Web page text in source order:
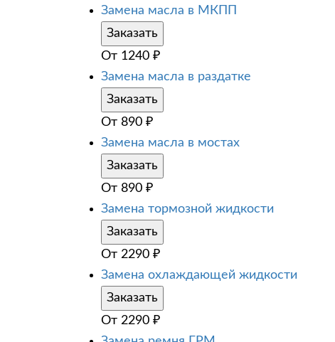
Замена масла в МКПП
Заказать
От 1240 ₽
Замена масла в раздатке
Заказать
От 890 ₽
Замена масла в мостах
Заказать
От 890 ₽
Замена тормозной жидкости
Заказать
От 2290 ₽
Замена охлаждающей жидкости
Заказать
От 2290 ₽